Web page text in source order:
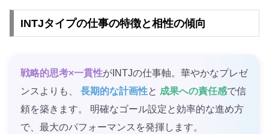
INTJタイプの仕事の特徴と相性の傾向
戦略的思考×一貫性がINTJの仕事軸。華やかなプレゼ
ンスよりも、 長期的な計画性と 成果への責任感で信
頼を築きます。 明確なゴール設定と効率的な進め方
で、最大のパフォーマンスを発揮します。